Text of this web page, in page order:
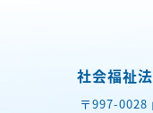
社会福祉
〒997-0028